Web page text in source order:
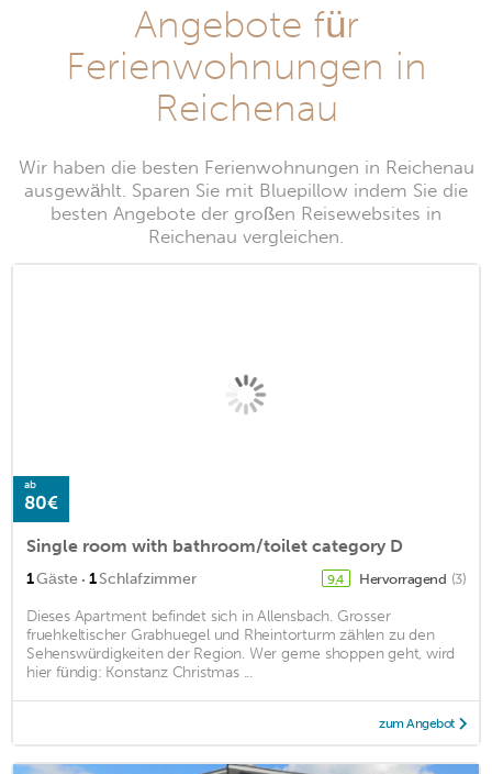
Angebote für
Ferienwohnungen in
Reichenau
Wir haben die besten Ferienwohnungen in Reichenau
ausgewählt. Sparen Sie mit Bluepillow indem Sie die
besten Angebote der großen Reisewebsites in
Reichenau vergleichen.
ab
80€
Single room with bathroom/toilet category D
1Gäste · 1Schlafzimmer 9,4 Hervorragend (3)
Dieses Apartment befindet sich in Allensbach. Grosser
fruehkeltischer Grabhuegel und Rheintorturm zählen zu den
Sehenswürdigkeiten der Region. Wer gerne shoppen geht, wird
hier fündig: Konstanz Christmas ...
zum Angebot